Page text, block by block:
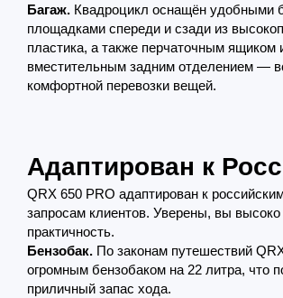
Багаж. Квадроцикл оснащён удобными
площадками спереди и сзади из
пластика, а также перчаточным ящиком
вместительным задним отделением —
комфортной перевозки вещей.
Адаптирован к
QRX 650 PRO адаптирован к
запросам клиентов. Уверены, вы высоко
практичность.
Бензобак. По законам путешествий
огромным бензобаком на 22 литра, что
приличный запас хода.